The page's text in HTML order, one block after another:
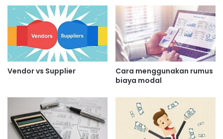
Vendor vs Supplier
Cara menggunakan rumus
biaya modal